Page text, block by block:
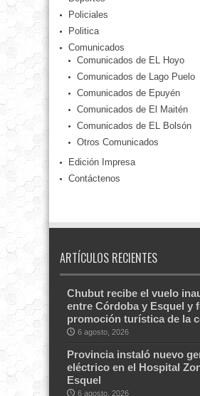
Policiales
Politica
Comunicados
Comunicados de EL Hoyo
Comunicados de Lago Puelo
Comunicados de Epuyén
Comunicados de El Maitén
Comunicados de EL Bolsón
Otros Comunicados
Edición Impresa
Contáctenos
ARTÍCULOS RECIENTES
Chubut recibe el vuelo
entre Córdoba y Esquel y
promoción turística de la
6 agosto, 2026
Provincia instaló nuevo
eléctrico en el Hospital
Esquel
6 agosto, 2026